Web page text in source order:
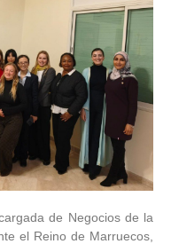
de Negocios de la
el Reino de Marruecos,